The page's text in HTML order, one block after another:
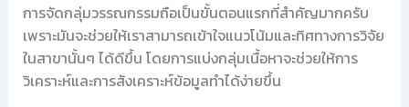
การจัดกลุ่มวรรณกรรมถือเป็นขั้นตอนแรกที่สำคัญมากครับ
เพราะมันจะช่วยให้เราสามารถเข้าใจแนวโน้มและทิศทางการวิจัย
ในสาขานั้นๆ ได้ดีขึ้น โดยการแบ่งกลุ่มเนื้อหาจะช่วยให้การ
วิเคราะห์และการสังเคราะห์ข้อมูลทำได้ง่ายขึ้น